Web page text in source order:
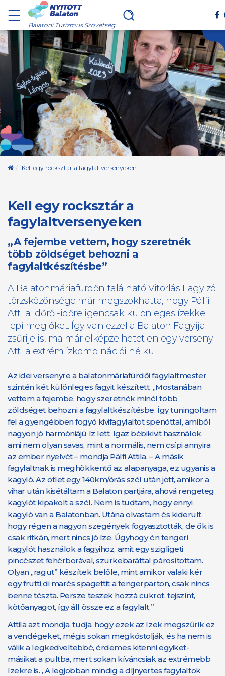
Balatoni Turizmus Szövetség
Kezdőoldal
Kell egy rocksztár a fagylaltversenyeken
Kell egy rocksztár a
fagylaltversenyeken
„A fejembe vettem, hogy szeretnék
több zöldséget behozni a
fagylaltkészítésbe”
A Balatonmáriafürdőn található Vitorlás Fagyizó
törzsközönsége már megszokhatta, hogy Pálfi
Attila időről-időre igencsak különleges ízekkel
lepi meg őket. Így van ezzel a Balaton Fagyija
zsűrije is, ma már elképzelhetetlen egy verseny
Attila extrém ízkombinációi nélkül.
Az idei versenyre a balatonmáriafürdői fagylaltmester
szintén két különleges fagyit készített. „Mostanában
vettem a fejembe, hogy szeretnék minél több
zöldséget behozni a fagylaltkészítésbe. Így tuningoltam
fel a gyengébben fogyó kivifagylaltot spenóttal, amiből
nagyon jó harmóniájú íz lett. Igaz bébikivit használok,
ami nem olyan savas, mint a normális, nem csípi annyira
az ember nyelvét – mondja Pálfi Attila. – A másik
fagylaltnak is meghökkentő az alapanyaga, ez ugyanis a
kagyló. Az ötlet egy 140km/órás szél után jött, amikor a
vihar után kisétáltam a Balaton partjára, ahová rengeteg
kagylót kipakolt a szél. Nem is tudtam, hogy ennyi
kagyló van a Balatonban. Utána olvastam és kiderült,
hogy régen a nagyon szegények fogyasztották, de ők is
csak ritkán, mert nincs jó íze. Úgyhogy én tengeri
kagylót használok a fagyihoz, amit egy szigligeti
pincészet fehérborával, szürkebaráttal párosítottam.
Olyan „ragut” készítek belőle, mint amikor valaki kér
egy frutti di marés spagettit a tengerparton, csak nincs
benne tészta. Persze teszek hozzá cukrot, tejszínt,
kötőanyagot, így áll össze ez a fagylalt.”
Attila azt mondja, tudja, hogy ezek az ízek megszűrik ez
a vendégeket, mégis sokan megkóstolják, és ha nem is
válik a legkedveltebbé, érdemes kitenni egyiket-
másikat a pultba, mert sokan kíváncsiak az extrémebb
ízekre is. „A legjobban mindig a díjnyertes fagylaltok